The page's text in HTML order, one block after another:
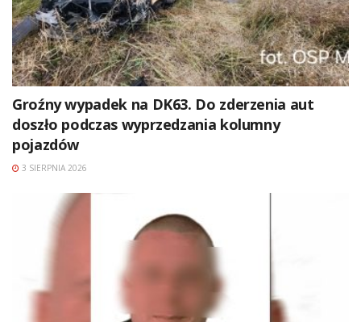
Groźny wypadek na DK63. Do zderzenia aut
doszło podczas wyprzedzania kolumny
pojazdów
3 SIERPNIA 2026